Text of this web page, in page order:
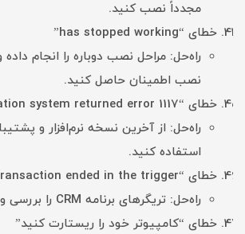
مجدداً نصب کنید.
خطای “has stopped working”
راه‌حل: مراحل نصب دوباره را انجام
نصب اطمینان حاصل کنید.
خطای “the operation system returned error 1117”
راه‌حل: از آخرین نسخه نرم‌افزار و
استفاده کنید.
خطای “the transaction ended in the trigger”
راه‌حل: تریگرهای برنامه CRM را بررسی و اصلاح کنید.
خطای “کامپیوتر خود را ریستارت کنید”